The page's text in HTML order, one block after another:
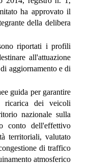
ha approvato il
della delibera
riportati i profili
all'attuazione
aggiornamento e di
guida per garantire
dei veicoli
nazionale sulla
conto dell'effettivo
territoriali, valutato
di traffico
atmosferico